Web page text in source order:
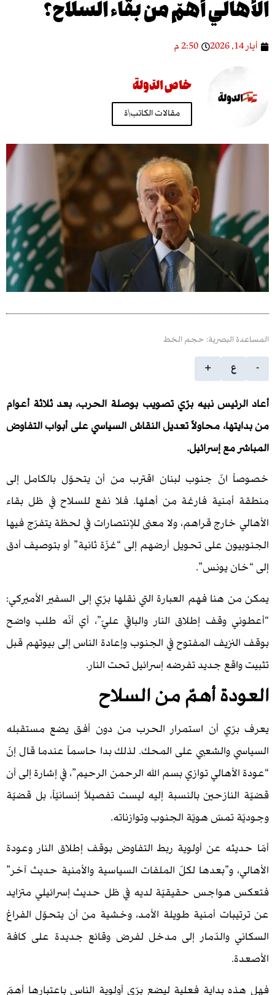
أهمّ من بقاء السلاح؟
2:50 م
خاص الدّولة
مقالات الكاتب\ة
البصرية: حجم الخط
نبيه برّي تصويب بوصلة الحرب، بعد ثلاثة أعوام
محاولاً تعديل النقاش السياسي على أبواب التفاوض
إسرائيل.
جنوب لبنان اقترب من أن يتحوّل بالكامل إلى
فارغة من أهلها. فلا نفع للسلاح في ظل بقاء
خارج قراهم، ولا معنى للإنتصارات في لحظة يتفرّج فيها
على تحويل أرضهم إلى “غزّة ثانية” أو بتوصيف أدق
يونس”.
فهم العبارة التي نقلها برّي إلى السفير الأميركي:
وقف إطلاق النار والباقي عليّ”، أي أنّه طلب واضح
المفتوح في الجنوب وإعادة الناس إلى بيوتهم قبل
جديد تفرضه إسرائيل تحت النار.
أهمّ من السلاح
أن استمرار الحرب من دون أفق يضع مستقبله
والشعبي على المحك. لذلك بدا حاسماً عندما قال إنّ
توازي بسم الله الرحمن الرحيم”، في إشارة إلى أن
بالنسبة إليه ليست تفصيلاً إنسانيّاً، بل قضيّة
هويّة الجنوب وتوازناته.
عن أولوية ربط التفاوض بوقف إطلاق النار وعودة
و”بعدها لكلّ الملفات السياسية والأمنية حديث آخر”
حقيقيّة لديه في ظل حديث إسرائيلي متزايد
أمنية طويلة الأمد، وخشية من أن يتحوّل الفراغ
والدّمار إلى مدخل لفرض وقائع جديدة على كافة
بداية فعلية ليضع برّي أولوية الناس باعتبارها أهمّ